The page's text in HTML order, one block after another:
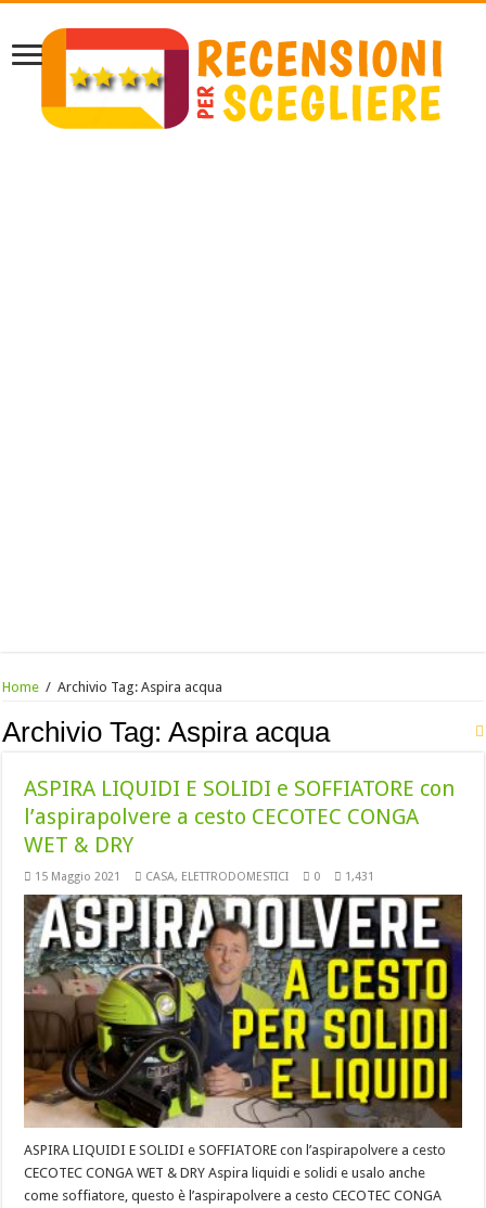
Home / Archivio Tag:Aspira acqua
Archivio Tag:Aspira acqua
ASPIRA LIQUIDI E SOLIDI e SOFFIATORE con
l’aspirapolvere a cesto CECOTEC CONGA
WET & DRY
15 Maggio 2021 CASA, ELETTRODOMESTICI 0 1,431
ASPIRA LIQUIDI E SOLIDI e SOFFIATORE con l’aspirapolvere a cesto
CECOTEC CONGA WET & DRY Aspira liquidi e solidi e usalo anche
come soffiatore, questo è l’aspirapolvere a cesto CECOTEC CONGA